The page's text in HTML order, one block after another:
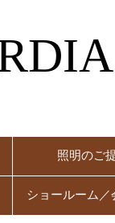
照明のご
ショールーム／